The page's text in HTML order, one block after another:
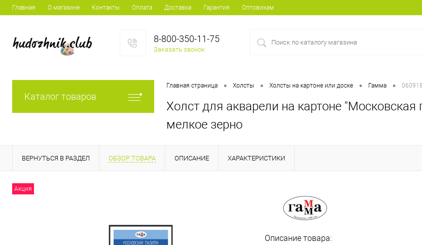
Главная О магазине Контакты Оплата Доставка Гарантия Оптовикам
8-800-350-11-75
Заказать звонок
Каталог товаров
Главная страница • Холсты • Холсты на картоне или доске • Гамма •
Холст для акварели на картоне
мелкое зерно
ВЕРНУТЬСЯ В РАЗДЕЛ ОБЗОР ТОВАРА ОПИСАНИЕ ХАРАКТЕРИСТИКИ
Акция
Описание товара: